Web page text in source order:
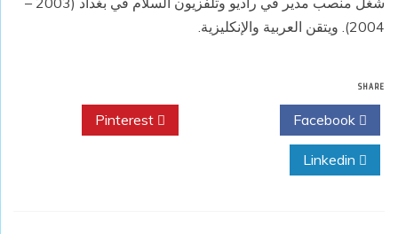
2004). ويتقن العربية والإنكليزية.
SHARE